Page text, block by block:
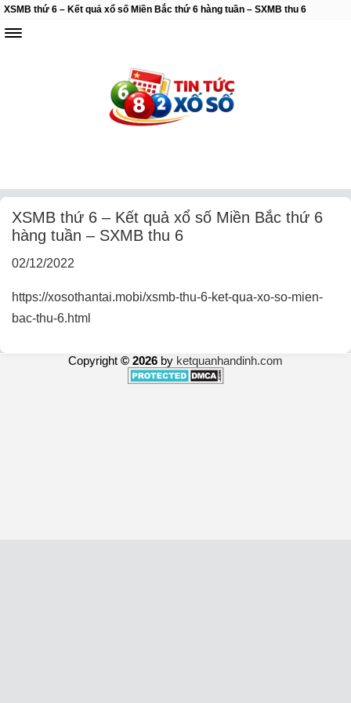
XSMB thứ 6 – Kết quả xổ số Miền Bắc thứ 6 hàng tuần – SXMB thu 6
XSMB thứ 6 – Kết quả xổ số Miền Bắc thứ 6
hàng tuần – SXMB thu 6
02/12/2022
https://xosothantai.mobi/xsmb-thu-6-ket-qua-xo-so-mien-
bac-thu-6.html
Copyright © 2026 by ketquanhandinh.com